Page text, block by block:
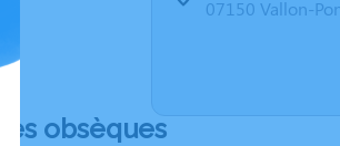
07150 Vallon-
obsèques